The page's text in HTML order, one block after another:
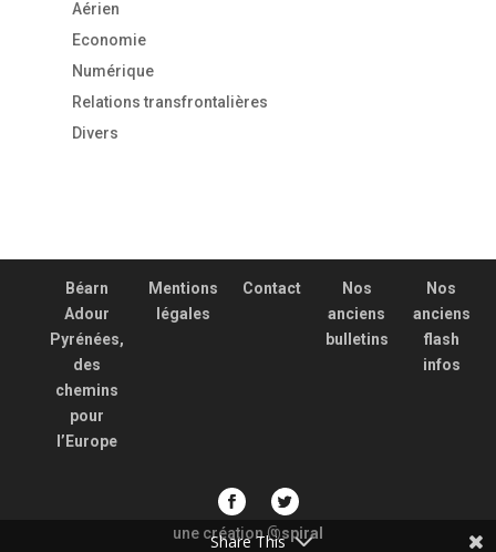
Aérien
Economie
Numérique
Relations transfrontalières
Divers
Béarn
Adour
Pyrénées,
des
chemins
pour
l’Europe
Mentions
légales
Contact
Nos
anciens
bulletins
Nos
anciens
flash
infos
une création@spiral
Share This